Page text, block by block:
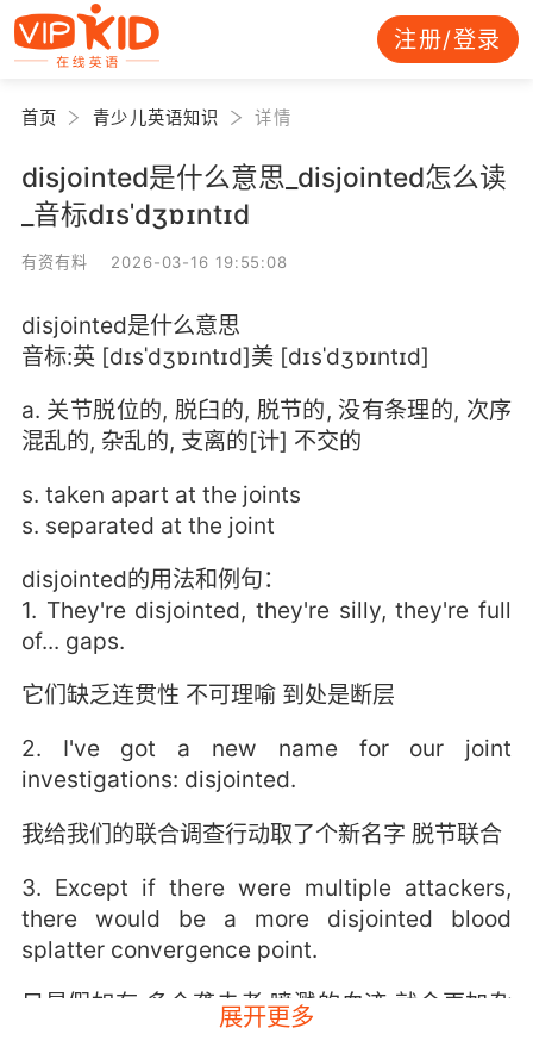
注册/登录
首页 青少儿英语知识 详情
disjointed是什么意思_disjointed怎么读
_音标dɪsˈdʒɒɪntɪd
有资有料 2026-03-16 19:55:08
disjointed是什么意思
音标:英 [dɪsˈdʒɒɪntɪd]美 [dɪsˈdʒɒɪntɪd]
a. 关节脱位的, 脱臼的, 脱节的, 没有条理的, 次序
混乱的, 杂乱的, 支离的[计] 不交的
s. taken apart at the joints
s. separated at the joint
disjointed的用法和例句：
1. They're disjointed, they're silly, they're full
of... gaps.
它们缺乏连贯性 不可理喻 到处是断层
2. I've got a new name for our joint
investigations: disjointed.
我给我们的联合调查行动取了个新名字 脱节联合
3. Except if there were multiple attackers,
there would be a more disjointed blood
splatter convergence point.
只是假如有 多个袭击者 喷溅的血迹 就会更加杂
展开更多